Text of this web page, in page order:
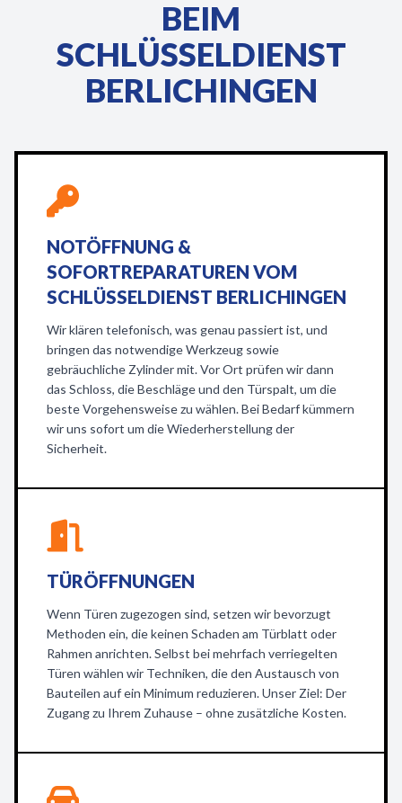
BEIM
SCHLÜSSELDIENST
BERLICHINGEN
NOTÖFFNUNG &
SOFORTREPARATUREN VOM
SCHLÜSSELDIENST BERLICHINGEN
Wir klären telefonisch, was genau passiert ist, und
bringen das notwendige Werkzeug sowie
gebräuchliche Zylinder mit. Vor Ort prüfen wir dann
das Schloss, die Beschläge und den Türspalt, um die
beste Vorgehensweise zu wählen. Bei Bedarf kümmern
wir uns sofort um die Wiederherstellung der
Sicherheit.
TÜRÖFFNUNGEN
Wenn Türen zugezogen sind, setzen wir bevorzugt
Methoden ein, die keinen Schaden am Türblatt oder
Rahmen anrichten. Selbst bei mehrfach verriegelten
Türen wählen wir Techniken, die den Austausch von
Bauteilen auf ein Minimum reduzieren. Unser Ziel: Der
Zugang zu Ihrem Zuhause – ohne zusätzliche Kosten.